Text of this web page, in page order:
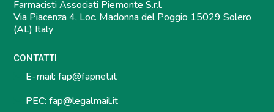
Farmacisti Associati Piemonte S.r.l.
Via Piacenza 4, Loc. Madonna del Poggio 15029 Solero
(AL) Italy
CONTATTI
E-mail: fap@fapnet.it
PEC: fap@legalmail.it